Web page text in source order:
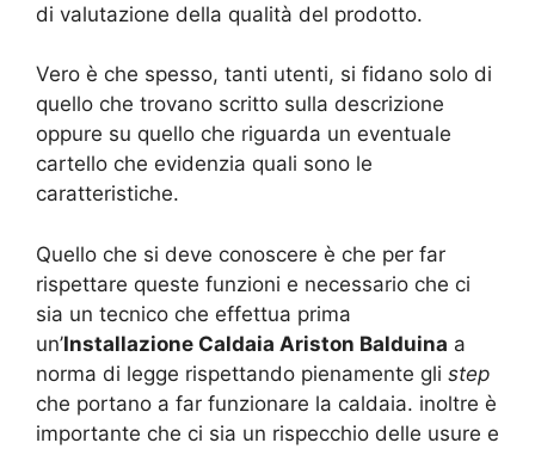
di valutazione della qualità del prodotto.
Vero è che spesso, tanti utenti, si fidano solo di
quello che trovano scritto sulla descrizione
oppure su quello che riguarda un eventuale
cartello che evidenzia quali sono le
caratteristiche.
Quello che si deve conoscere è che per far
rispettare queste funzioni e necessario che ci
sia un tecnico che effettua prima
un’Installazione Caldaia Ariston Balduina a
norma di legge rispettando pienamente gli step
che portano a far funzionare la caldaia. inoltre è
importante che ci sia un rispecchio delle usure e